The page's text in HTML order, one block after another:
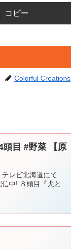
コピー
Colorful Creations
目 #野菜 【原
レビ北海道にて
中! ８頭目『犬と